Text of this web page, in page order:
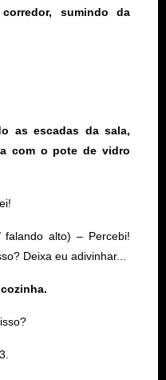
sumindo da
as escadas da sala,
com o pote de vidro
alto) – Percebi!
Deixa eu adivinhar...